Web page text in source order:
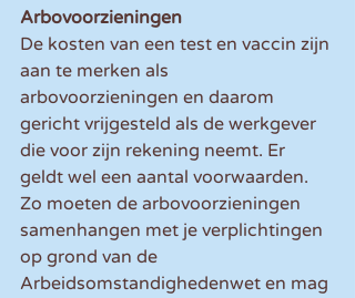
Arbovoorzieningen
De kosten van een test en vaccin zijn
aan te merken als
arbovoorzieningen en daarom
gericht vrijgesteld als de werkgever
die voor zijn rekening neemt. Er
geldt wel een aantal voorwaarden.
Zo moeten de arbovoorzieningen
samenhangen met je verplichtingen
op grond van de
Arbeidsomstandighedenwet en mag